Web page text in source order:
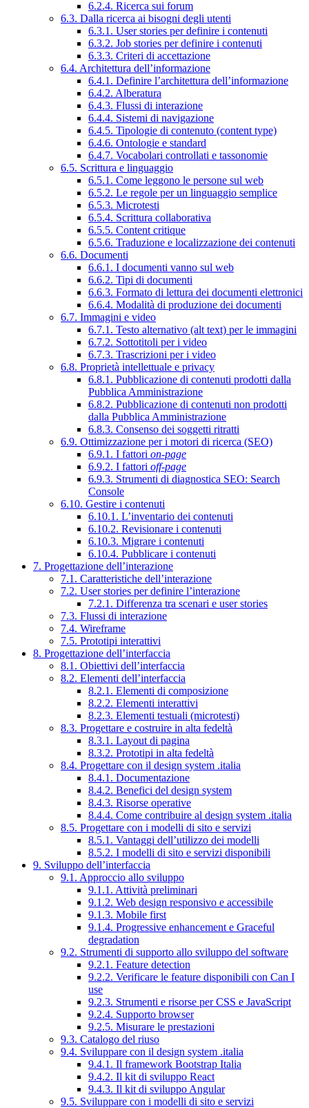
6.2.4. Ricerca sui forum
6.3. Dalla ricerca ai bisogni degli utenti
6.3.1. User stories per definire i contenuti
6.3.2. Job stories per definire i contenuti
6.3.3. Criteri di accettazione
6.4. Architettura dell’informazione
6.4.1. Definire l’architettura dell’informazione
6.4.2. Alberatura
6.4.3. Flussi di interazione
6.4.4. Sistemi di navigazione
6.4.5. Tipologie di contenuto (content type)
6.4.6. Ontologie e standard
6.4.7. Vocabolari controllati e tassonomie
6.5. Scrittura e linguaggio
6.5.1. Come leggono le persone sul web
6.5.2. Le regole per un linguaggio semplice
6.5.3. Microtesti
6.5.4. Scrittura collaborativa
6.5.5. Content critique
6.5.6. Traduzione e localizzazione dei contenuti
6.6. Documenti
6.6.1. I documenti vanno sul web
6.6.2. Tipi di documenti
6.6.3. Formato di lettura dei documenti elettronici
6.6.4. Modalità di produzione dei documenti
6.7. Immagini e video
6.7.1. Testo alternativo (alt text) per le immagini
6.7.2. Sottotitoli per i video
6.7.3. Trascrizioni per i video
6.8. Proprietà intellettuale e privacy
6.8.1. Pubblicazione di contenuti prodotti dalla
Pubblica Amministrazione
6.8.2. Pubblicazione di contenuti non prodotti
dalla Pubblica Amministrazione
6.8.3. Consenso dei soggetti ritratti
6.9. Ottimizzazione per i motori di ricerca (SEO)
6.9.1. I fattori on-page
6.9.2. I fattori off-page
6.9.3. Strumenti di diagnostica SEO: Search
Console
6.10. Gestire i contenuti
6.10.1. L’inventario dei contenuti
6.10.2. Revisionare i contenuti
6.10.3. Migrare i contenuti
6.10.4. Pubblicare i contenuti
7. Progettazione dell’interazione
7.1. Caratteristiche dell’interazione
7.2. User stories per definire l’interazione
7.2.1. Differenza tra scenari e user stories
7.3. Flussi di interazione
7.4. Wireframe
7.5. Prototipi interattivi
8. Progettazione dell’interfaccia
8.1. Obiettivi dell’interfaccia
8.2. Elementi dell’interfaccia
8.2.1. Elementi di composizione
8.2.2. Elementi interattivi
8.2.3. Elementi testuali (microtesti)
8.3. Progettare e costruire in alta fedeltà
8.3.1. Layout di pagina
8.3.2. Prototipi in alta fedeltà
8.4. Progettare con il design system .italia
8.4.1. Documentazione
8.4.2. Benefici del design system
8.4.3. Risorse operative
8.4.4. Come contribuire al design system .italia
8.5. Progettare con i modelli di sito e servizi
8.5.1. Vantaggi dell’utilizzo dei modelli
8.5.2. I modelli di sito e servizi disponibili
9. Sviluppo dell’interfaccia
9.1. Approccio allo sviluppo
9.1.1. Attività preliminari
9.1.2. Web design responsivo e accessibile
9.1.3. Mobile first
9.1.4. Progressive enhancement e Graceful
degradation
9.2. Strumenti di supporto allo sviluppo del software
9.2.1. Feature detection
9.2.2. Verificare le feature disponibili con Can I
use
9.2.3. Strumenti e risorse per CSS e JavaScript
9.2.4. Supporto browser
9.2.5. Misurare le prestazioni
9.3. Catalogo del riuso
9.4. Sviluppare con il design system .italia
9.4.1. Il framework Bootstrap Italia
9.4.2. Il kit di sviluppo React
9.4.3. Il kit di sviluppo Angular
9.5. Sviluppare con i modelli di sito e servizi